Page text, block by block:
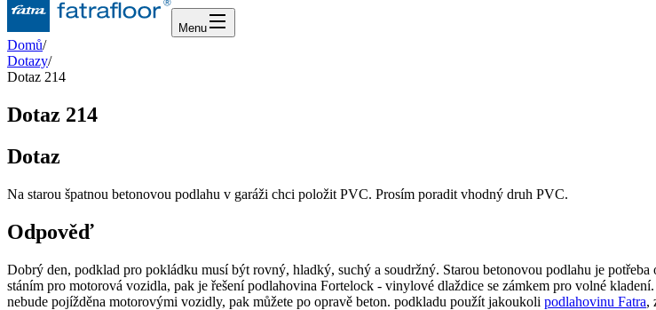
Menu
Domů/
Dotazy/
Dotaz 214
Dotaz 214
Dotaz
Na starou špatnou betonovou podlahu v garáži chci položit PVC. Prosím poradit vhodný druh PVC.
Odpověď
Dobrý den, podklad pro pokládku musí být rovný, hladký, suchý a soudržný. Starou betonovou podlahu je
stáním pro motorová vozidla, pak je řešení podlahovina Fortelock - vinylové dlaždice se zámkem pro volné
nebude pojížděna motorovými vozidly, pak můžete po opravě beton. podkladu použít jakoukoli podlahovinu Fatra,